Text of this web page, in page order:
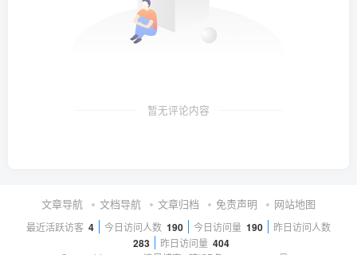
暂无评论内容
文章导航 文档导航 文章归档 免责声明 网站地图
最近活跃访客 4 今日访问人数 190 今日访问量 190 昨日访问人数
283 昨日访问量 404